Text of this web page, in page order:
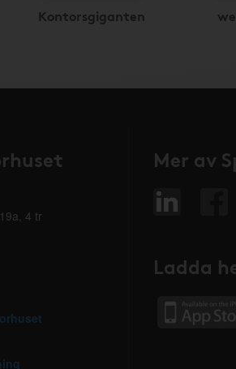
Kontorsgiganten
4 tr
Mer av
Ladda